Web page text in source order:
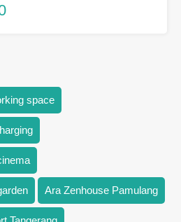
space
Ara Zenhouse Pamulang